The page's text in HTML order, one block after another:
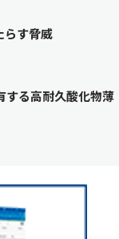
らす脅威
する高耐久酸化物薄